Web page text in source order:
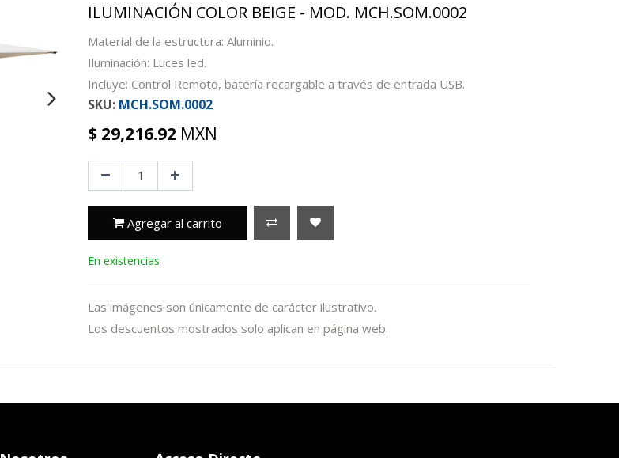
ILUMINACIÓN COLOR BEIGE - MOD. MCH.SOM.0002
Material de la estructura: Aluminio.
Iluminación: Luces led.
Incluye: Control Remoto, batería recargable a través de entrada USB.
MCH.SOM.0002
$ 29,216.92 MXN
Agregar al carrito
En existencias
Las imágenes son únicamente de carácter ilustrativo.
Los descuentos mostrados solo aplican en página web.